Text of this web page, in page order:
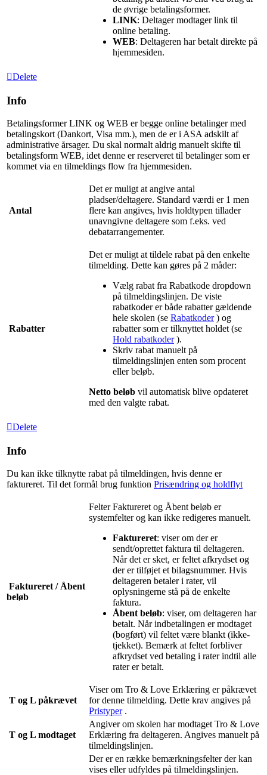
de øvrige betalingsformer.
LINK: Deltager modtager link til
online betaling.
WEB: Deltageren har betalt direkte på
hjemmesiden.
Delete
Info
Betalingsformer LINK og WEB er begge online betalinger med
betalingskort (Dankort, Visa mm.), men de er i ASA adskilt af
administrative årsager. Du skal normalt aldrig manuelt skifte til
betalingsform WEB, idet denne er reserveret til betalinger som er
kommet via en tilmeldings flow fra hjemmesiden.
Antal
Det er muligt at angive antal
pladser/deltagere. Standard værdi er 1 men
flere kan angives, hvis holdtypen tillader
unavngivne deltagere som f.eks. ved
debatarrangementer.
Rabatter
Det er muligt at tildele rabat på den enkelte
tilmelding. Dette kan gøres på 2 måder:
Vælg rabat fra Rabatkode dropdown
på tilmeldingslinjen. De viste
rabatkoder er både rabatter gældende
hele skolen (se Rabatkoder‍ ) og
rabatter som er tilknyttet holdet (se
Hold rabatkoder‍ ).
Skriv rabat manuelt på
tilmeldingslinjen enten som procent
eller beløb.
Netto beløb vil automatisk blive opdateret
med den valgte rabat.
Delete
Info
Du kan ikke tilknytte rabat på tilmeldingen, hvis denne er
faktureret. Til det formål brug funktion Prisændring og holdflyt‍
Faktureret / Åbent
beløb
Felter Faktureret og Åbent beløb er
systemfelter og kan ikke redigeres manuelt.
Faktureret: viser om der er
sendt/oprettet faktura til deltageren.
Når det er sket, er feltet afkrydset og
der er tilføjet et bilagsnummer. Hvis
deltageren betaler i rater, vil
oplysningerne stå på de enkelte
faktura.
Åbent beløb: viser, om deltageren har
betalt. Når indbetalingen er modtaget
(bogført) vil feltet være blankt (ikke-
tjekket). Bemærk at feltet forbliver
afkrydset ved betaling i rater indtil alle
rater er betalt.
T og L påkrævet
Viser om Tro & Love Erklæring er påkrævet
for denne tilmelding. Dette krav angives på
Pristyper‍ .
T og L modtaget
Angiver om skolen har modtaget Tro & Love
Erklæring fra deltageren. Angives manuelt på
tilmeldingslinjen.
Der er en række bemærkningsfelter der kan
vises eller udfyldes på tilmeldingslinjen.